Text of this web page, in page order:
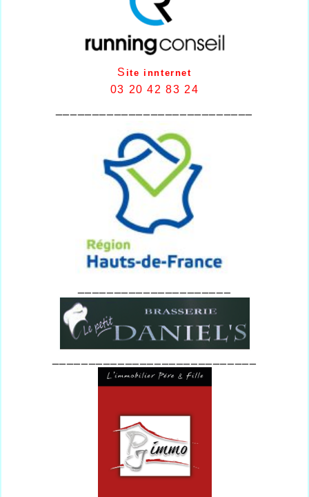
S ite innternet
03 20 42 83 24